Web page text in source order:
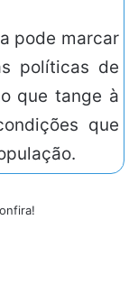
pode marcar
políticas de
que tange à
que